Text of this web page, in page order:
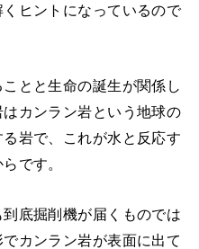
ヒントになっているので
とと生命の誕生が関係し
カンラン岩という地球の
岩で、これが水と反応す
です。
底掘削機が届くものでは
カンラン岩が表面に出て